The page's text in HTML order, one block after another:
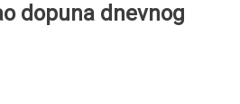
dopuna dnevnog